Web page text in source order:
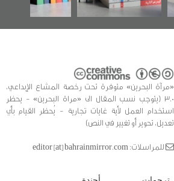
«مرآة البحرين» متوفرة تحت رخصة المشاع الإبداعي،
3.0 (يتوجب نسب المقال الى «مراة البحرين» - يحظر
استخدام العمل لأية غايات تجارية - يُحظر القيام بأي
تعديل، تحوير أو تغيير في النص)
للمراسلات: editor [at] bahrainmirror.com